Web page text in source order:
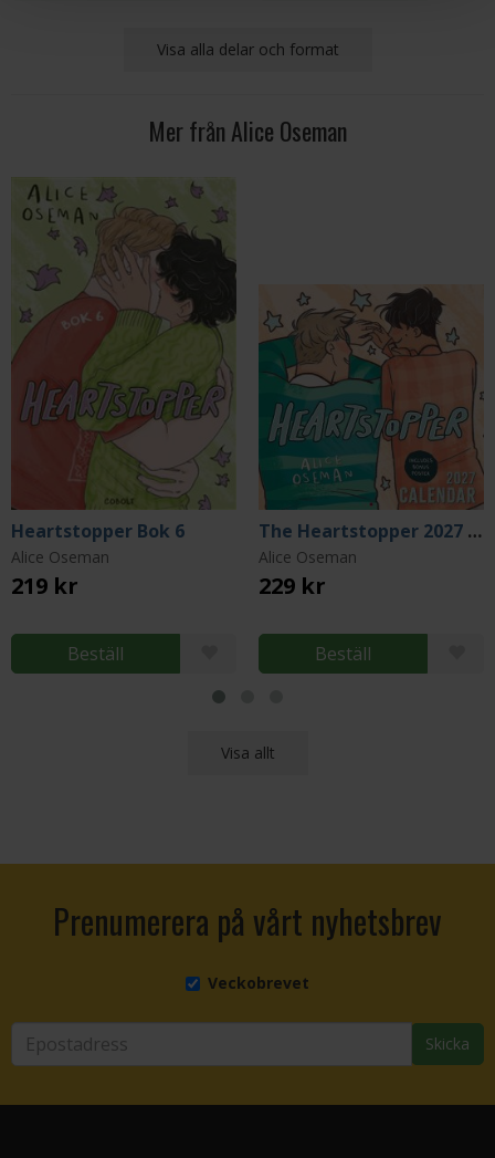
Visa alla delar och format
Mer från Alice Oseman
Heartstopper Bok 6
Alice Oseman
219 kr
Beställ
The Heartstopper 2027 Wall Calendar
Alice Oseman
229 kr
Beställ
Visa allt
Prenumerera på vårt nyhetsbrev
Veckobrevet
Skicka